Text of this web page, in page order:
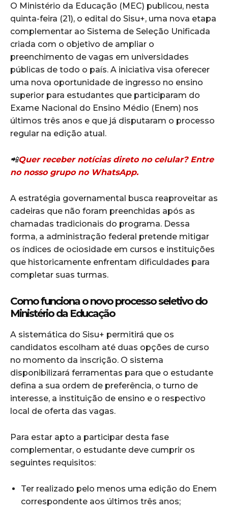
O Ministério da Educação (MEC) publicou, nesta
quinta-feira (21), o edital do Sisu+, uma nova etapa
complementar ao Sistema de Seleção Unificada
criada com o objetivo de ampliar o
preenchimento de vagas em universidades
públicas de todo o país. A iniciativa visa oferecer
uma nova oportunidade de ingresso no ensino
superior para estudantes que participaram do
Exame Nacional do Ensino Médio (Enem) nos
últimos três anos e que já disputaram o processo
regular na edição atual.
📲Quer receber notícias direto no celular? Entre
no nosso grupo no WhatsApp.
A estratégia governamental busca reaproveitar as
cadeiras que não foram preenchidas após as
chamadas tradicionais do programa. Dessa
forma, a administração federal pretende mitigar
os índices de ociosidade em cursos e instituições
que historicamente enfrentam dificuldades para
completar suas turmas.
Como funciona o novo processo seletivo do
Ministério da Educação
A sistemática do Sisu+ permitirá que os
candidatos escolham até duas opções de curso
no momento da inscrição. O sistema
disponibilizará ferramentas para que o estudante
defina a sua ordem de preferência, o turno de
interesse, a instituição de ensino e o respectivo
local de oferta das vagas.
Para estar apto a participar desta fase
complementar, o estudante deve cumprir os
seguintes requisitos:
Ter realizado pelo menos uma edição do Enem
correspondente aos últimos três anos;